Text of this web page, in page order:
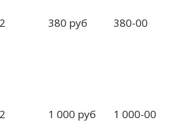
380 руб 380-00
1 000 руб 1 000-00